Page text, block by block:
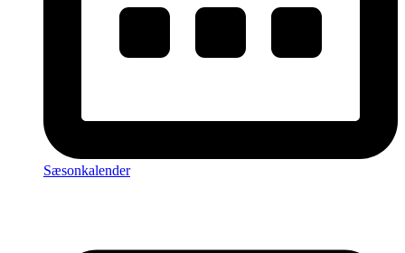
Sæsonkalender